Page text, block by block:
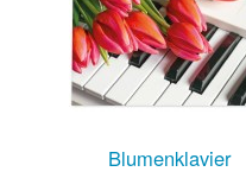
Blumenklavier